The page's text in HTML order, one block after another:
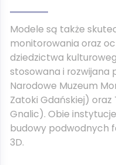
Modele są także
monitorowania oraz
dziedzictwa
stosowana i rozwijana
Narodowe Muzeum
Zatoki Gdańskiej) oraz
Gnalic). Obie
budowy podwodnych
3D.